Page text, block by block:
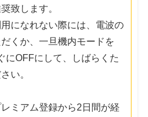
致します。
になれない際には、電波の
くか、一旦機内モードを
にOFFにして、しばらくた
い。
ミアム登録から2日間が経